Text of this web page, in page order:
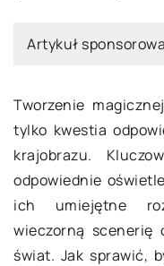
Artykuł
Tworzenie
tylko kwestia
krajobrazu.
odpowiednie
ich umiejętne
wieczorną scenerię
świat. Jak sprawić,